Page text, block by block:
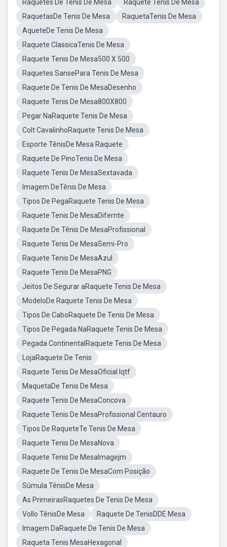
Raquetes De Tenis De Mesa
Raquete Tenis De Mesa
RaquetasDe Tenis De Mesa
RaquetaTenis De Mesa
AqueteDe Tenis De Mesa
Raquete ClassicaTenis De Mesa
Raquete Tenis De Mesa500 X 500
Raquetes SansePara Tenis De Mesa
Raquete De Tenis De MesaDesenho
Raquete Tenis De Mesa800X800
Pegar NaRaquete Tenis De Mesa
Colt CavalinhoRaquete Tenis De Mesa
Esporte TênisDe Mesa Raquete
Raquete De PinoTenis De Mesa
Raquete Tenis De MesaSextavada
Imagem DeTênis De Mesa
Tipos De PegaRaquete Tenis De Mesa
Raquete Tenis De MesaDifernte
Raquete De Tênis De MesaProfissional
Raquete Tenis De MesaSemi-Pro
Raquete Tenis De MesaAzul
Raquete Tenis De MesaPNG
Jeitos De Segurar aRaquete Tenis De Mesa
ModeloDe Raquete Tenis De Mesa
Tipos De CaboRaquete De Tenis De Mesa
Tipos De Pegada NaRaquete Tenis De Mesa
Pegada ContinentalRaquete Tenis De Mesa
LojaRaquete De Tenis
Raquete Tenis De MesaOficial Iqtf
MaquetaDe Tenis De Mesa
Raquete Tenis De MesaConcova
Raquete Tenis De MesaProfissional Centauro
Tipos De RaqueteTe Tenis De Mesa
Raquete Tenis De MesaNova
Raquete Tenis De MesaImagejm
Raquete De Tenis De MesaCom Posição
Súmula TênisDe Mesa
As PrimeirasRaquetes De Tenis De Mesa
Vollo TênisDe Mesa
Raquete De TenisDDE Mesa
Imagem DaRaquete De Tenis De Mesa
Raqueta Tenis MesaHexagonal